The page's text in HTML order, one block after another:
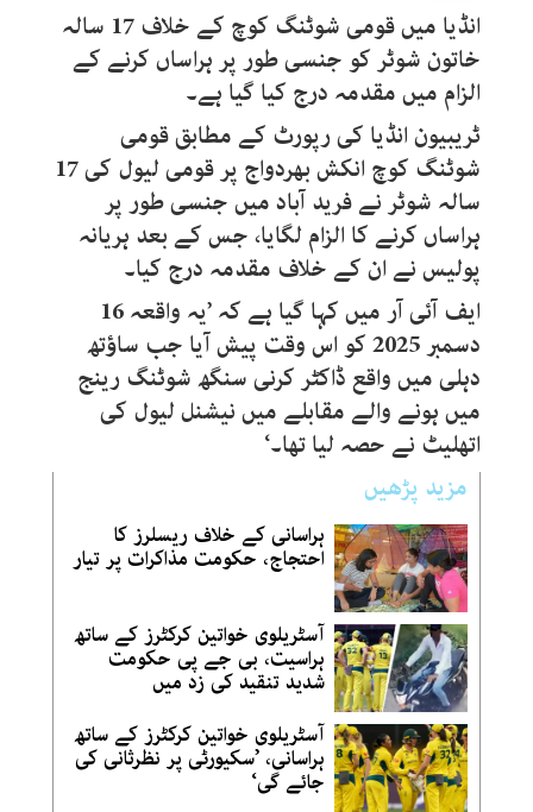
انڈیا میں قومی شوٹنگ کوچ کے خلاف 17 سالہ
خاتون شوٹر کو جنسی طور پر ہراساں کرنے کے
الزام میں مقدمہ درج کیا گیا ہے۔
ٹریبیون انڈیا کی رپورٹ کے مطابق قومی
شوٹنگ کوچ انکش بھردواج پر قومی لیول کی 17
سالہ شوٹر نے فرید آباد میں جنسی طور پر
ہراساں کرنے کا الزام لگایا، جس کے بعد ہریانہ
پولیس نے ان کے خلاف مقدمہ درج کیا۔
ایف آئی آر میں کہا گیا ہے کہ ’یہ واقعہ 16
دسمبر 2025 کو اس وقت پیش آیا جب ساؤتھ
دہلی میں واقع ڈاکٹر کرنی سنگھ شوٹنگ رینج
میں ہونے والے مقابلے میں نیشنل لیول کی
اتھلیٹ نے حصہ لیا تھا۔‘
مزید پڑھیں
ہراسانی کے خلاف ریسلرز کا
احتجاج، حکومت مذاکرات پر تیار
آسٹریلوی خواتین کرکٹرز کے ساتھ
ہراسیت، بی جے پی حکومت
شدید تنقید کی زد میں
آسٹریلوی خواتین کرکٹرز کے ساتھ
ہراسانی، ’سکیورٹی پر نظرثانی کی
جائے گی‘